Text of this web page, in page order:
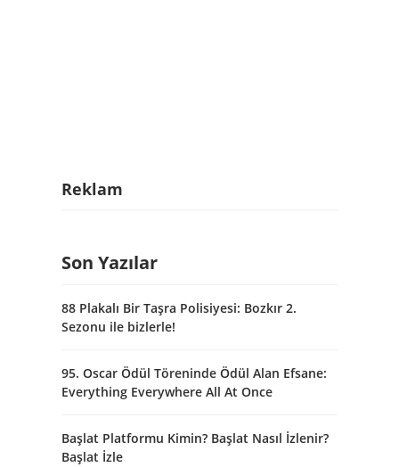
Reklam
Son Yazılar
88 Plakalı Bir Taşra Polisiyesi: Bozkır 2.
Sezonu ile bizlerle!
95. Oscar Ödül Töreninde Ödül Alan Efsane:
Everything Everywhere All At Once
Başlat Platformu Kimin? Başlat Nasıl İzlenir?
Başlat İzle